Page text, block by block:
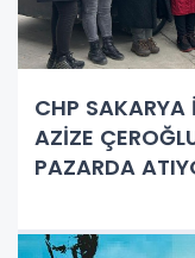
CHP SAKARYA
AZİZE
PAZARDA